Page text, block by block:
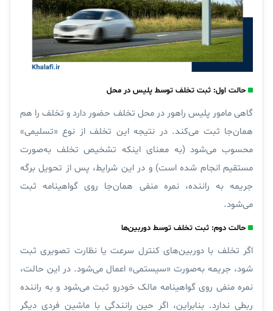
حالت اول: ثبت تخلف توسط پلیس در محل
گاهی مامور پلیس راهور در محل تخلف حضور دارد و تخلف را هم
همان‌جا ثبت می‌کند. در نتیجه این تخلف از نوع «تسلیمی»
محسوب می‌شود (به معنای اینکه تشخیص تخلف به‌صورت
مستقیم انجام شده است) و در این شرایط، پس از تحویل برگه
جریمه به راننده، نمره منفی همان‌جا روی گواهینامه ثبت
می‌شود.
حالت دوم: ثبت تخلف توسط دوربین‌ها
اگر تخلف با دوربین‌های کنترل سرعت یا نظارت تصویری ثبت
شود، جریمه به‌صورت «سیستمی» اعمال می‌شود. در این حالت،
نمره منفی روی گواهینامه مالک خودرو ثبت می‌شود و به راننده
ربطی ندارد. بنابراین، اگر حین رانندگی با ماشین فردی دیگر